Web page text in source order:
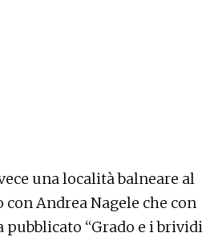
una località balneare al
Andrea Nagele che con
pubblicato “Grado e i brividi